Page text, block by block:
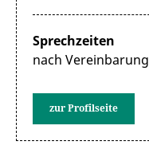
Sprechzeiten
nach Vereinbarung
zur Profilseite